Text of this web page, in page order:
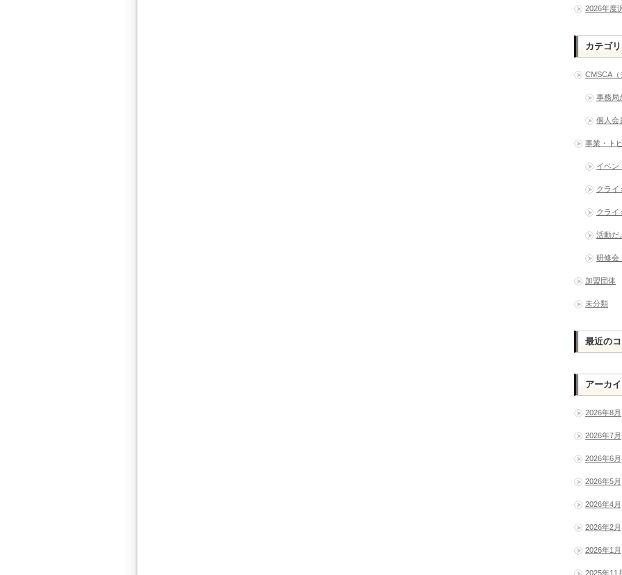
2026年度
カテゴ
CMSCA
事務局
個人会
事業・ト
イベン
クライ
クライ
活動だ
研修会
加盟団体
未分類
最近の
アーカ
2026年8月
2026年7月
2026年6月
2026年5月
2026年4月
2026年2月
2026年1月
2025年11